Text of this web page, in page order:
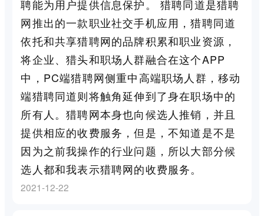
聘能为用户提供信息保护。 猎聘同道是猎聘
网推出的一款职业社交手机应用，猎聘同道
依托和共享猎聘网的品牌积累和职业资源，
将企业、猎头和职场人群融合在这个APP
中，PC端猎聘网侧重中高端职场人群，移动
端猎聘同道则将触角延伸到了身在职场中的
所有人。猎聘网本身也向候选人推销，并且
提供相应的收费服务，但是，不知道是不是
因为之前我操作的行业问题，所以大部分候
选人都和我表示猎聘网的收费服务。
2021-12-22